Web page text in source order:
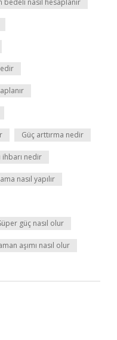
bedeli nasıl hesaplanır
Güç arttırma nedir
ihbarı nedir
nasıl yapılır
güç nasıl olur
aşımı nasıl olur